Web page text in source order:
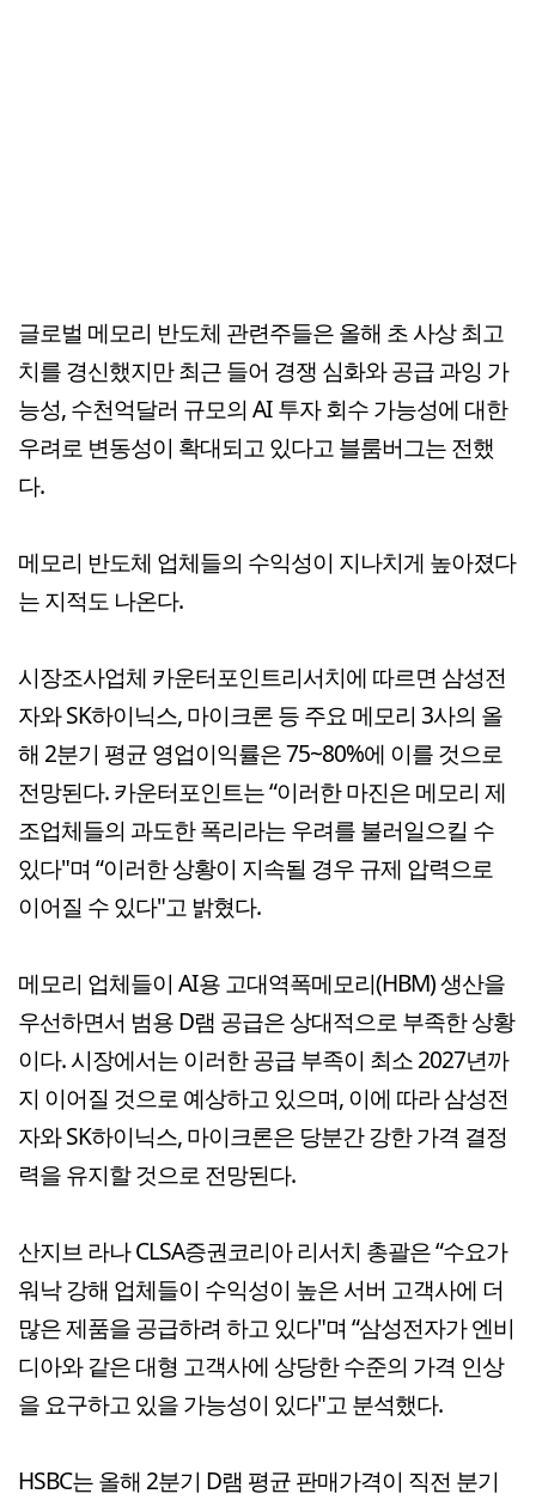
글로벌 메모리 반도체 관련주들은 올해 초 사상 최고
치를 경신했지만 최근 들어 경쟁 심화와 공급 과잉 가
능성, 수천억달러 규모의 AI 투자 회수 가능성에 대한
우려로 변동성이 확대되고 있다고 블룸버그는 전했
다.
메모리 반도체 업체들의 수익성이 지나치게 높아졌다
는 지적도 나온다.
시장조사업체 카운터포인트리서치에 따르면 삼성전
자와 SK하이닉스, 마이크론 등 주요 메모리 3사의 올
해 2분기 평균 영업이익률은 75~80%에 이를 것으로
전망된다. 카운터포인트는 “이러한 마진은 메모리 제
조업체들의 과도한 폭리라는 우려를 불러일으킬 수
있다"며 “이러한 상황이 지속될 경우 규제 압력으로
이어질 수 있다"고 밝혔다.
메모리 업체들이 AI용 고대역폭메모리(HBM) 생산을
우선하면서 범용 D램 공급은 상대적으로 부족한 상황
이다. 시장에서는 이러한 공급 부족이 최소 2027년까
지 이어질 것으로 예상하고 있으며, 이에 따라 삼성전
자와 SK하이닉스, 마이크론은 당분간 강한 가격 결정
력을 유지할 것으로 전망된다.
산지브 라나 CLSA증권코리아 리서치 총괄은 “수요가
워낙 강해 업체들이 수익성이 높은 서버 고객사에 더
많은 제품을 공급하려 하고 있다"며 “삼성전자가 엔비
디아와 같은 대형 고객사에 상당한 수준의 가격 인상
을 요구하고 있을 가능성이 있다"고 분석했다.
HSBC는 올해 2분기 D램 평균 판매가격이 직전 분기